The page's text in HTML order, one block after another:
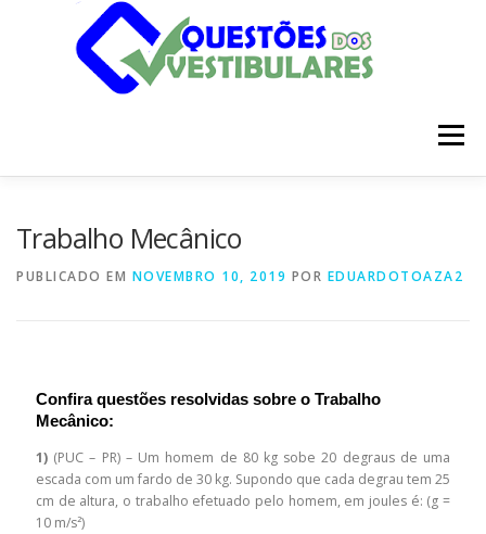
Menu
Trabalho Mecânico
PUBLICADO EM NOVEMBRO 10, 2019 POR EDUARDOTOAZA2
Confira questões resolvidas sobre o Trabalho
Mecânico:
1) (PUC – PR) – Um homem de 80 kg sobe 20 degraus de uma
escada com um fardo de 30 kg. Supondo que cada degrau tem 25
cm de altura, o trabalho efetuado pelo homem, em joules é: (g =
10 m/s²)